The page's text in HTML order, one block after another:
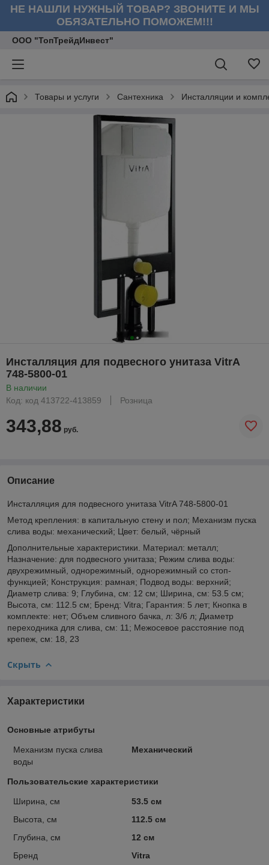
НЕ НАШЛИ НУЖНЫЙ ТОВАР? ЗВОНИТЕ И МЫ
ОБЯЗАТЕЛЬНО ПОМОЖЕМ!!!
ООО "ТопТрейдИнвест"
Товары и услуги Сантехника Инсталляции и
Инсталляция для подвесного унитаза VitrA
748-5800-01
В наличии
Код: код 413722-413859
Розница
343,88 руб.
Описание
Инсталляция для подвесного унитаза VitrA 748-5800-01
Метод крепления: в капитальную стену и пол; Механизм пуска
слива воды: механический; Цвет: белый, чёрный
Дополнительные характеристики. Материал: металл;
Назначение: для подвесного унитаза; Режим слива воды:
двухрежимный, однорежимный, однорежимный со стоп-
функцией; Конструкция: рамная; Подвод воды: верхний;
Диаметр слива: 9; Глубина, см: 12 см; Ширина, см: 53.5 см;
Высота, см: 112.5 см; Бренд: Vitra; Гарантия: 5 лет; Кнопка в
комплекте: нет; Объем сливного бачка, л: 3/6 л; Диаметр
переходника для слива, см: 11; Межосевое расстояние под
крепеж, см: 18, 23
Скрыть
Характеристики
Основные атрибуты
Механизм пуска слива
воды
Механический
Пользовательские характеристики
Ширина, см
53.5 см
Высота, см
112.5 см
Глубина, см
12 см
Бренд
Vitra